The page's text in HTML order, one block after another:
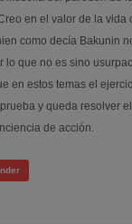
en el valor de la vida
como decía Bakunin
lo que no es sino
en estos temas el
y queda resolver
de acción.